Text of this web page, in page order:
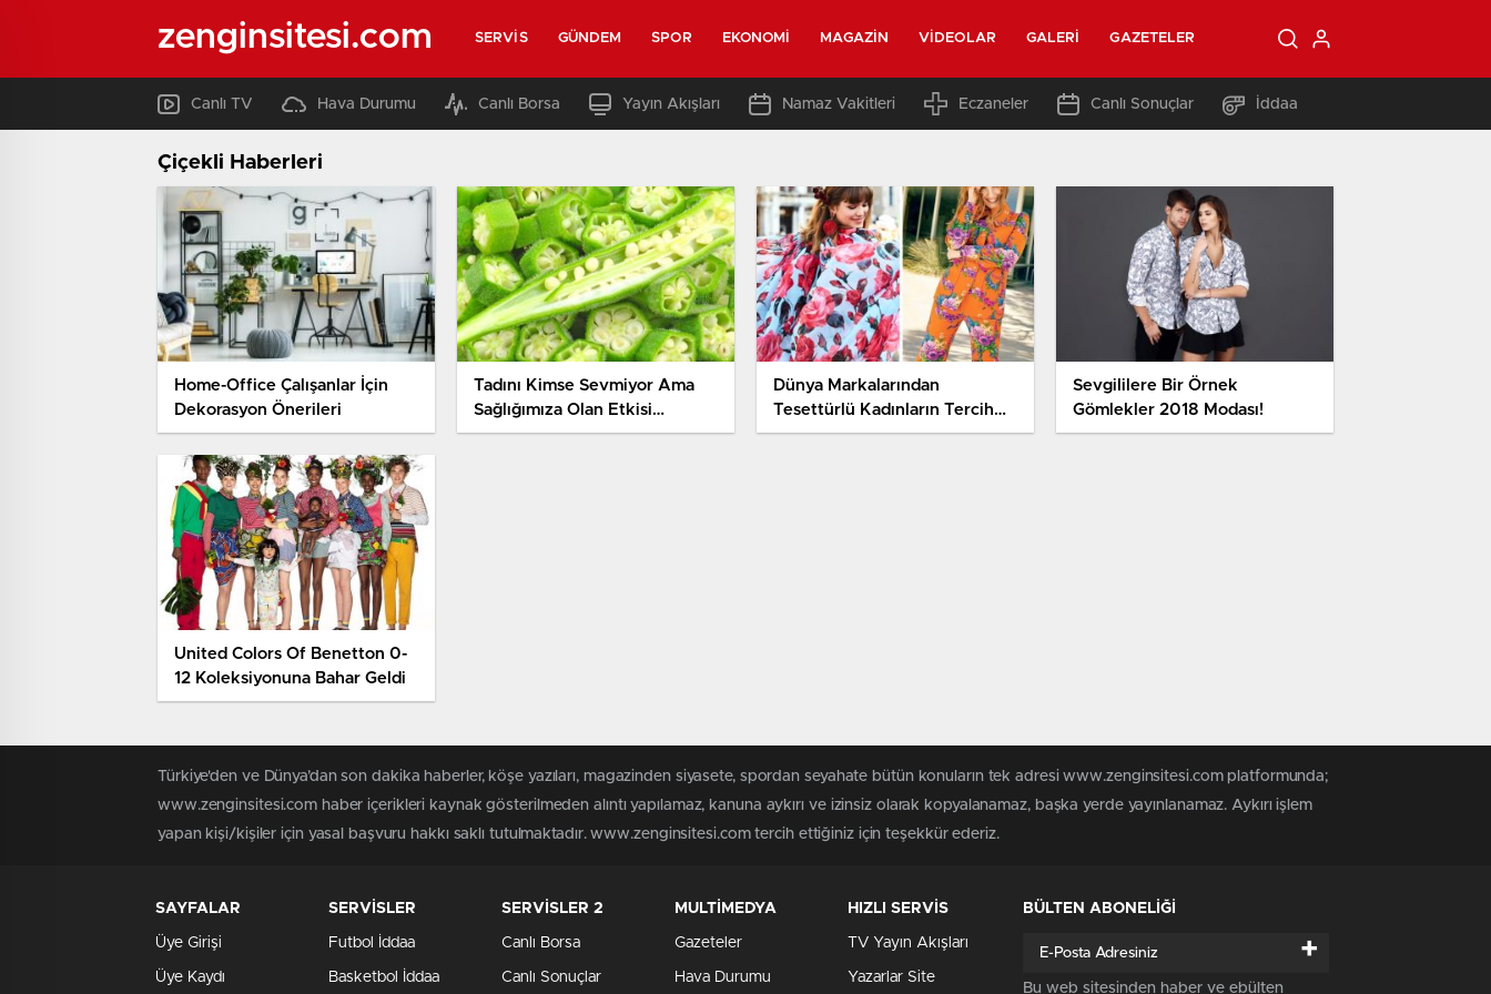
zenginsitesi.com SERVIS GÜNDEM SPOR EKONOMI MAGAZIN VIDEOLAR GALERI GAZETELER
Canlı TV Hava Durumu Canlı Borsa Yayın Akışları Namaz Vakitleri Eczaneler Canlı Sonuçlar İddaa
Çiçekli Haberleri
Home-Office Çalışanlar İçin
Dekorasyon Önerileri
Tadını Kimse Sevmiyor Ama
Sağlığımıza Olan Etkisi…
Dünya Markalarından
Tesettürlü Kadınların Tercih
Edebileceği Parçalar
Sevgililere Bir Örnek
Gömlekler 2018 Modası!
United Colors Of Benetton 0-
12 Koleksiyonuna Bahar Geldi
Türkiye'den ve Dünya’dan son dakika haberler, köşe yazıları, magazinden siyasete, spordan seyahate bütün konuların tek adresi www.zenginsitesi.com platformunda;
www.zenginsitesi.com haber içerikleri kaynak gösterilmeden alıntı yapılamaz, kanuna aykırı ve izinsiz olarak kopyalanamaz, başka yerde yayınlanamaz. Aykırı işlem
yapan kişi/kişiler için yasal başvuru hakkı saklı tutulmaktadır. www.zenginsitesi.com tercih ettiğiniz için teşekkür ederiz.
SAYFALAR
Üye Girişi
Üye Kaydı
SERVİSLER
Futbol İddaa
Basketbol İddaa
SERVİSLER 2
Canlı Borsa
Canlı Sonuçlar
MULTİMEDYA
Gazeteler
Hava Durumu
HIZLI SERVİS
TV Yayın Akışları
Yazarlar Site
BÜLTEN ABONELİĞİ
+
Bu web sitesinden haber ve ebülten